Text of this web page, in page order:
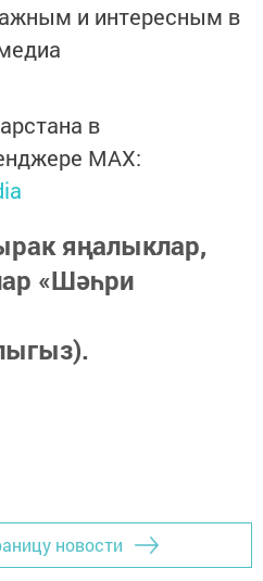
и интересным в
в
MАХ:
яңалыклар,
«Шәһри
новости